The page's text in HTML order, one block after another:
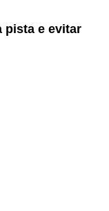
pista e evitar